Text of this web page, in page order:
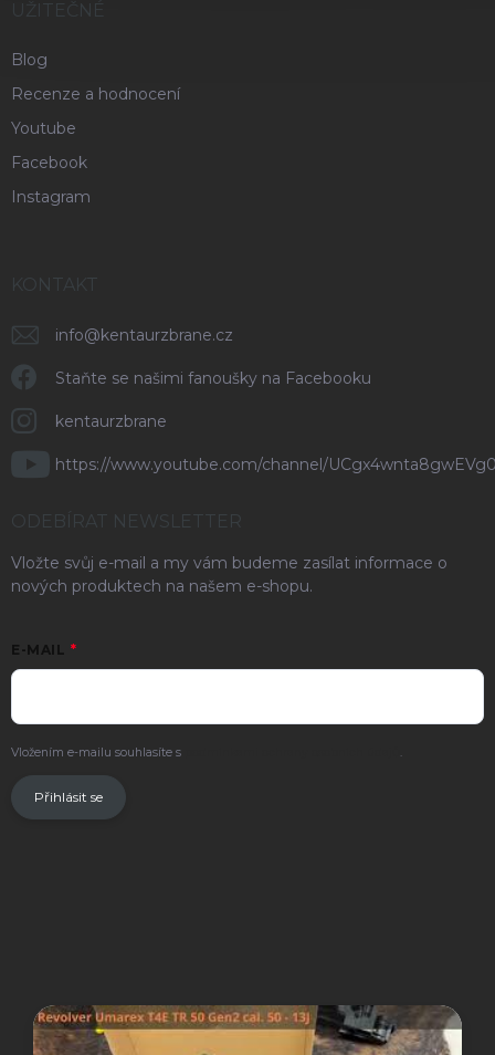
UŽITEČNÉ
Blog
Recenze a hodnocení
Youtube
Facebook
Instagram
KONTAKT
info@kentaurzbrane.cz
Staňte se našimi fanoušky na Facebooku
kentaurzbrane
https://www.youtube.com/channel/
ODEBÍRAT NEWSLETTER
Vložte svůj e-mail a my vám budeme zasílat informace o
nových produktech na našem e-shopu.
E-MAIL
Vložením e-mailu souhlasíte s .
Přihlásit se